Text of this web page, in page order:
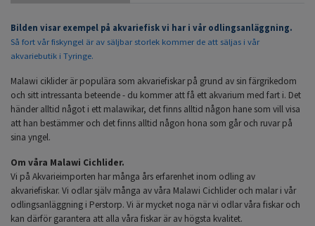
Bilden visar exempel på akvariefisk vi har i vår odlingsanläggning.
Så fort vår fiskyngel är av säljbar storlek kommer de att säljas i vår
akvariebutik i Tyringe.
Malawi ciklider är populära som akvariefiskar på grund av sin färgrikedom
och sitt intressanta beteende - du kommer att få ett akvarium med fart i. Det
händer alltid något i ett malawikar, det finns alltid någon hane som vill visa
att han bestämmer och det finns alltid någon hona som går och ruvar på
sina yngel.
Om våra Malawi Cichlider.
Vi på Akvarieimporten har många års erfarenhet inom odling av
akvariefiskar. Vi odlar själv många av våra Malawi Cichlider och malar i vår
odlingsanläggning i Perstorp. Vi är mycket noga när vi odlar våra fiskar och
kan därför garantera att alla våra fiskar är av högsta kvalitet.